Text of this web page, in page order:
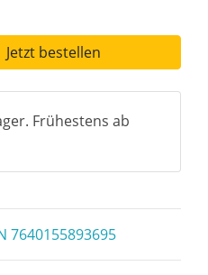
Jetzt bestellen
Frühestens ab
7640155893695